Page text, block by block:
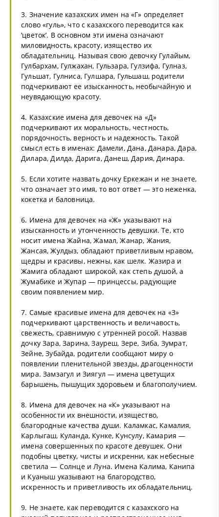
3. Значение казахских имен на «Г» определяет
слово «гуль», что с казахского переводится как
‘цветок’. В основном эти имена означают
миловидность, красоту, изящество их
обладательниц. Называя свою девочку Гулайым,
Гулбархам, Гулжахан, Гульзара, Гулзифа, Гулназ,
Гульшат, Гулниса, Гулшара, Гульшаш, родители
подчеркивают ее изысканность, необычайную и
неувядающую красоту.
4. Казахские имена для девочек на «Д»
подчеркивают их моральность, честность,
порядочность, верность и надежность. Такой
смысл есть в именах: Дамели, Дана, Данара, Дара,
Дилара, Дилда, Дарига, Данеш, Дария, Динара.
5. Если хотите назвать дочку Еркежан и не знаете,
что означает это имя, то вот ответ — это неженка,
кокетка и баловница.
6. Имена для девочек на «Ж» указывают на
изысканность и утонченность девушки. Те, кто
носит имена Жайна, Жамал, Жанар, Жания,
Жансая, Жулдыз, обладают приветливым нравом,
щедры и красивы, нежны, как шелк. Жазира и
Жамига обладают широкой, как степь душой, а
Жумабике и Жупар — принцессы, радующие
своим появлением мир.
7. Самые красивые имена для девочек на «З»
подчеркивают царственность и величавость,
свежесть, сравнимую с утренней росой. Назвав
дочку Зара, Зарина, Зауреш, Зере, Зиба, Зумрат,
Зейне, Зубайда, родители сообщают миру о
появлении пленительной звезды, драгоценности
мира. Замзагул и Зиягул — имена цветущих
барышень, пышущих здоровьем и благополучием.
8. Имена для девочек на «К» указывают на
особенности их внешности, изящество,
благородные качества души. Каламкас, Камалия,
Карлыгаш, Куланда, Кунке, Кунсулу, Камария —
имена совершенных по красоте девушек. Они
подобны цветку, чисты и искренни, как небесные
светила — Солнце и Луна. Имена Калима, Канипа
и Куаныш указывают на благородство,
искренность и приветливость их обладательниц.
9. Не знаете, как переводится с казахского на